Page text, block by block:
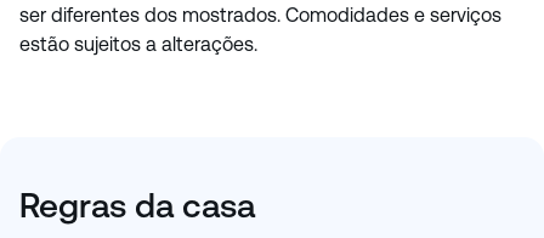
ser diferentes dos mostrados. Comodidades e serviços
estão sujeitos a alterações.
Regras da casa